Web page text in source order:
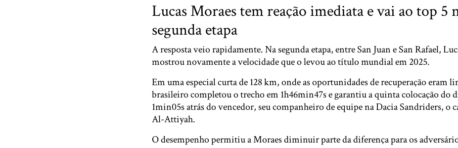
Lucas Moraes tem reação imediata e vai ao top 5
segunda etapa
A resposta veio rapidamente. Na segunda etapa, entre San Juan e San Rafael,
mostrou novamente a velocidade que o levou ao título mundial em 2025.
Em uma especial curta de 128 km, onde as oportunidades de recuperação eram
brasileiro completou o trecho em 1h46min47s e garantiu a quinta colocação do
1min05s atrás do vencedor, seu companheiro de equipe na Dacia Sandriders, o
Al-Attiyah.
O desempenho permitiu a Moraes diminuir parte da diferença para os